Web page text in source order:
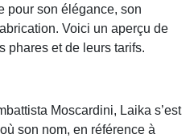
pour son élégance, son
Voici un aperçu de
phares et de leurs tarifs.
Moscardini, Laika s’est
son nom, en référence à